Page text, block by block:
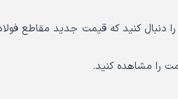
را دنبال کنید که قیمت جدید مقاطع
را مشاهده کنید.